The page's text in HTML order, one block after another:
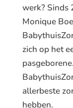
werk? Sinds
Monique
zich op het
allerbeste
hebben.